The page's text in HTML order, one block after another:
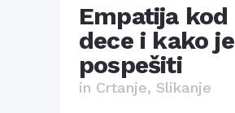
Empatija kod
dece i kako je
pospešiti
in Crtanje, Slikanje